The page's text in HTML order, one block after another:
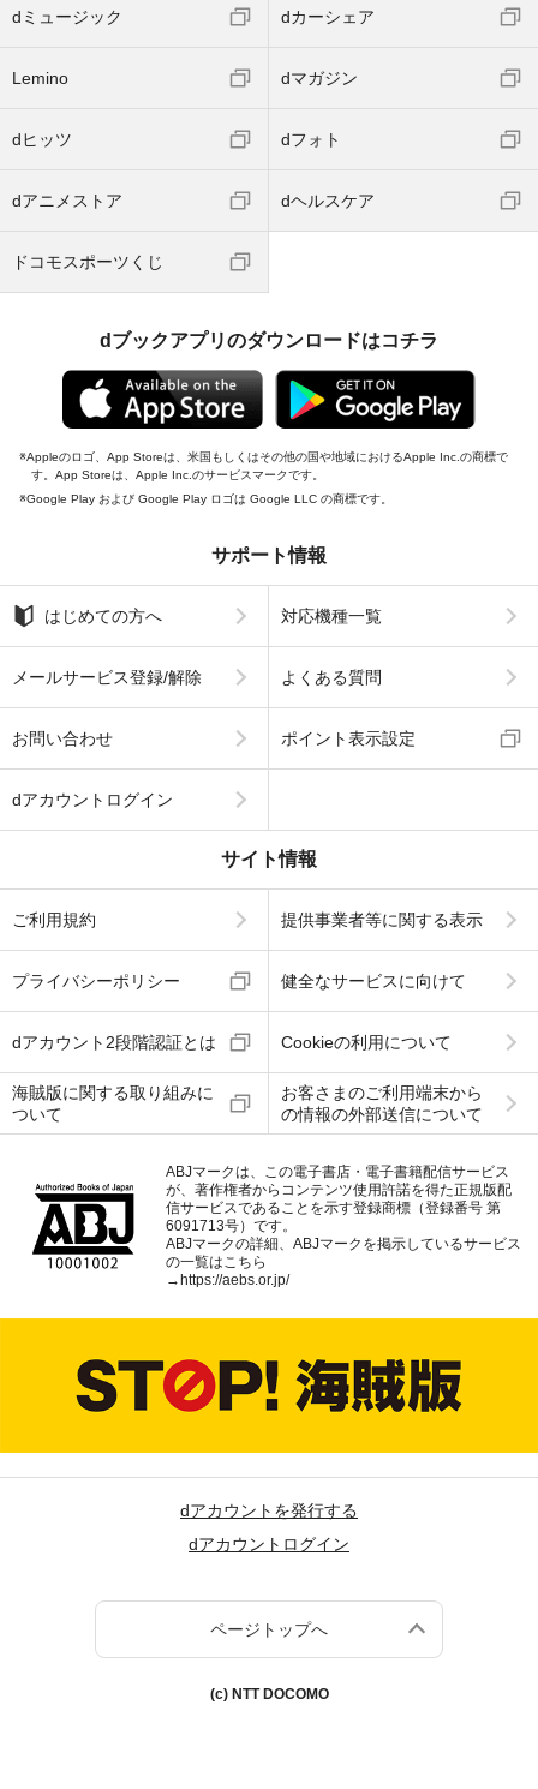
dミュージック dカーシェア
Lemino dマガジン
dヒッツ dフォト
dアニメストア dヘルスケア
ドコモスポーツくじ
dブックアプリのダウンロードはコチラ
Appleのロゴ、App Storeは、米国もしくはその他の国や地域におけるApple Inc.の商標で
す。App Storeは、Apple Inc.のサービスマークです。
Google Play および Google Play ロゴは Google LLC の商標です。
サポート情報
はじめての方へ 対応機種一覧
メールサービス登録/解除 よくある質問
お問い合わせ ポイント表示設定
dアカウントログイン
サイト情報
ご利用規約 提供事業者等に関する表示
プライバシーポリシー 健全なサービスに向けて
dアカウント2段階認証とは Cookieの利用について
海賊版に関する取り組みに
ついて
お客さまのご利用端末から
の情報の外部送信について
ABJマークは、この電子書店・電子書籍配信サービス
が、著作権者からコンテンツ使用許諾を得た正規版配
信サービスであることを示す登録商標（登録番号 第
6091713号）です。
ABJマークの詳細、ABJマークを掲示しているサービス
の一覧はこちら
→https://aebs.or.jp/
dアカウントを発行する
dアカウントログイン
ページトップへ
(c) NTT DOCOMO